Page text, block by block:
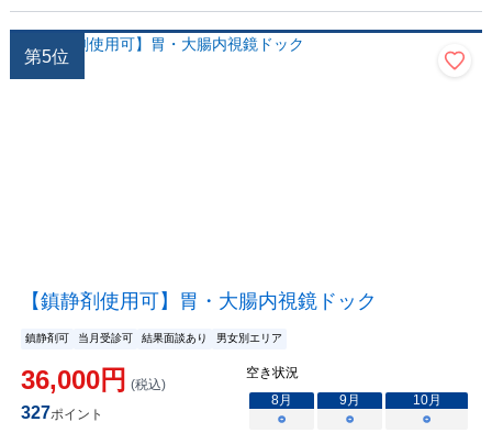
第5位
【鎮静剤使用可】胃・大腸内視鏡ドック
鎮静剤可 当月受診可 結果面談あり 男女別エリア
36,000円 (税込)
327ポイント
空き状況
8月 9月 10月
○
○ ○